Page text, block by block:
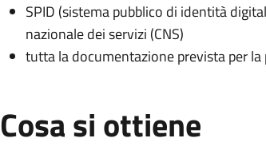
SPID (sistema pubblico di identità
nazionale dei servizi (CNS)
tutta la documentazione prevista per
Cosa si ottiene